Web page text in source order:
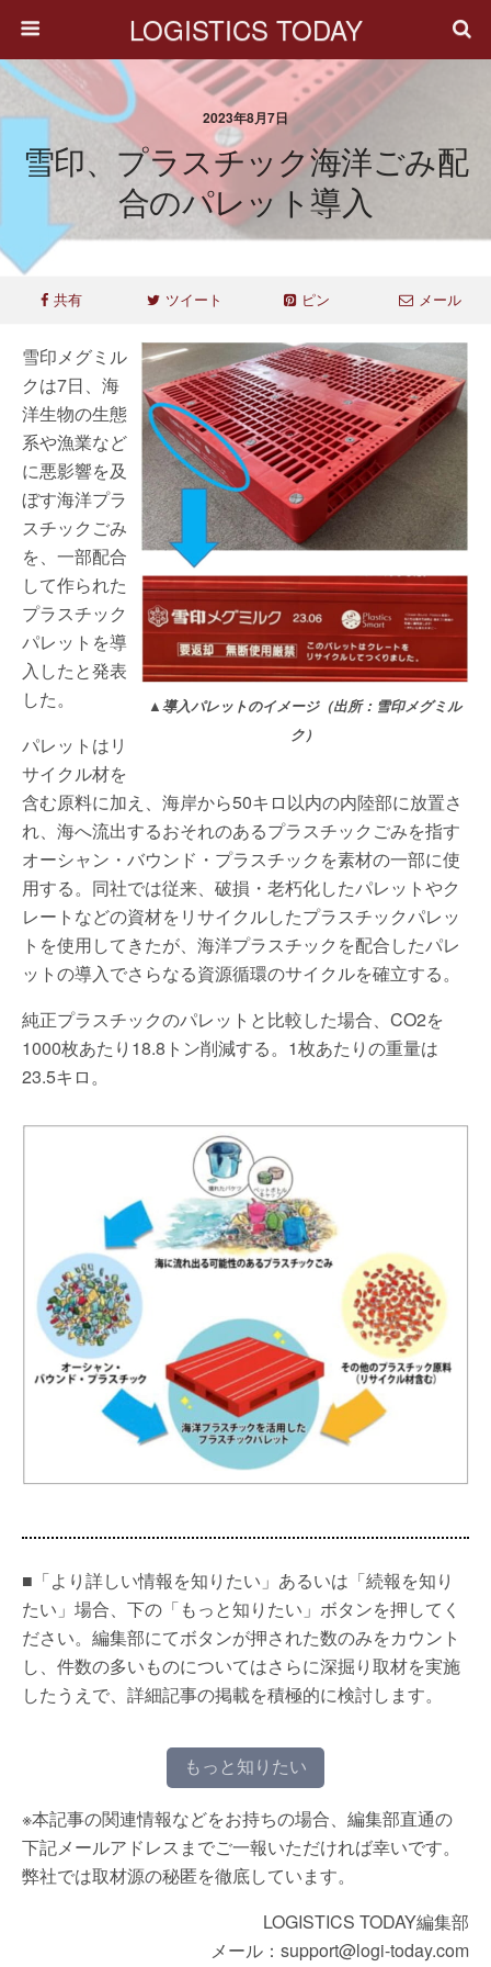
LOGISTICS TODAY
2023年8月7日
雪印、プラスチック海洋ごみ配
合のパレット導入
共有 ツイート ピン メール
▲導入パレットのイメージ（出所：雪印メグミル
ク）
雪印メグミル
クは7日、海
洋生物の生態
系や漁業など
に悪影響を及
ぼす海洋プラ
スチックごみ
を、一部配合
して作られた
プラスチック
パレットを導
入したと発表
した。
パレットはリ
サイクル材を
含む原料に加え、海岸から50キロ以内の内陸部に放置さ
れ、海へ流出するおそれのあるプラスチックごみを指す
オーシャン・バウンド・プラスチックを素材の一部に使
用する。同社では従来、破損・老朽化したパレットやク
レートなどの資材をリサイクルしたプラスチックパレッ
トを使用してきたが、海洋プラスチックを配合したパレ
ットの導入でさらなる資源循環のサイクルを確立する。
純正プラスチックのパレットと比較した場合、CO2を
1000枚あたり18.8トン削減する。1枚あたりの重量は
23.5キロ。
■「より詳しい情報を知りたい」あるいは「続報を知り
たい」場合、下の「もっと知りたい」ボタンを押してく
ださい。編集部にてボタンが押された数のみをカウント
し、件数の多いものについてはさらに深掘り取材を実施
したうえで、詳細記事の掲載を積極的に検討します。
もっと知りたい
※本記事の関連情報などをお持ちの場合、編集部直通の
下記メールアドレスまでご一報いただければ幸いです。
弊社では取材源の秘匿を徹底しています。
LOGISTICS TODAY編集部
メール：support@logi-today.com